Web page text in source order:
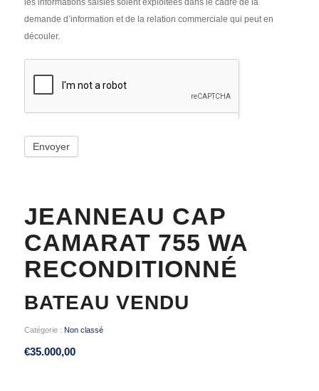
les informations saisies soient exploitées dans le cadre de la
demande d’information et de la relation commerciale qui peut en
découler.
Envoyer
JEANNEAU CAP
CAMARAT 755 WA
RECONDITIONNÉ
BATEAU VENDU
Catégorie : Non classé
€35.000,00